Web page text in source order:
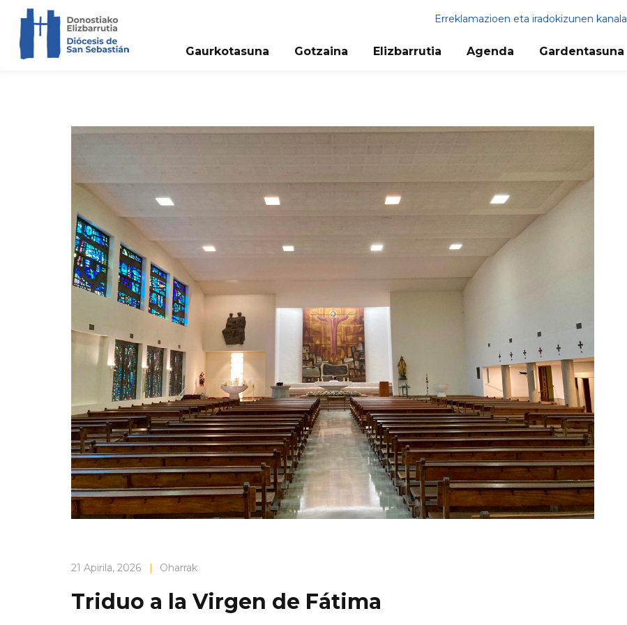
Erreklamazioen eta iradokizunen kanala
Gaurkotasuna Gotzaina Elizbarrutia Agenda Gardentasuna
21 Apirila, 2026 | Oharrak
Triduo a la Virgen de Fátima